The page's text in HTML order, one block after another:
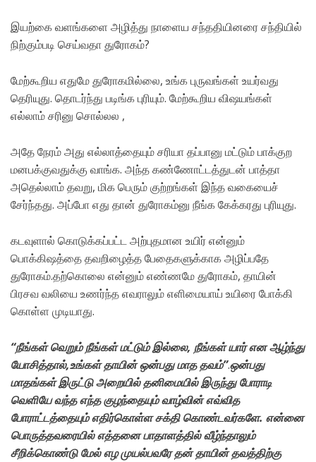
இயற்கை வளங்களை அழித்து நாளைய சந்ததியினரை சந்தியில்
நிற்கும்படி செய்வதா துரோகம்?
மேற்கூறிய எதுமே துரோகமில்லை, உங்க புருவங்கள் உயர்வது
தெரியுது. தொடர்ந்து படிங்க புரியும். மேற்கூறிய விஷயங்கள்
எல்லாம் சரினு சொல்லல ,
அதே நேரம் அது எல்லாத்தையும் சரியா தப்பானு மட்டும் பாக்குற
மனபக்குவதுக்கு வாங்க. அந்த கண்ணோட்டத்துடன் பாத்தா
அதெல்லாம் தவறு, மிக பெரும் குற்றங்கள் இந்த வகையைச்
சேர்ந்தது. அப்போ எது தான் துரோகம்னு நீங்க கேக்கரது புரியுது.
கடவுளால் கொடுக்கப்பட்ட அற்புதமான உயிர் என்னும்
பொக்கிஷத்தை தவறிழைத்த பேதைகளுக்காக அழிப்பதே
துரோகம்.தற்கொலை என்னும் எண்ணமே துரோகம், தாயின்
பிரசவ வலியை உணர்ந்த எவராலும் எளிமையாய் உயிரை போக்கி
கொள்ள முடியாது.
“நீங்கள்வெறும்நீங்கள்மட்டும்இல்லை, நீங்கள்யார்எனஆழ்ந்து
யோசித்தால்,உங்கள்தாயின்ஒன்பதுமாததவம்”.ஒன்பது
மாதங்கள்இருட்டுஅறையில்தனிமையில்இருந்துபோராடி
வெளியேவந்தஎந்தகுழந்தையும்வாழ்வின்எவ்வித
போராட்டத்தையும்எதிர்கொள்ளசக்திகொண்டவர்களே. என்னை
பொருத்தவரையில்எத்தனைபாதாளத்தில்வீழ்ந்தாலும்
சீறிக்கொண்டுமேல்எழமுயல்பவரேதன்தாயின்தவத்திற்கு